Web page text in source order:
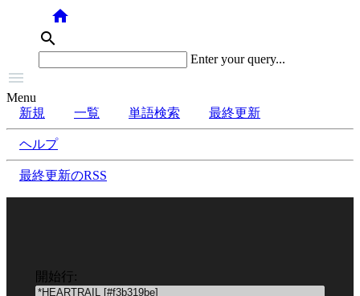
home
search
Enter your query...

Menu
新規
一覧 単語検索 最終更新
ヘルプ
最終更新のRSS
開始行: